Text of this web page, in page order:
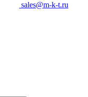
sales@m-k-t.ru